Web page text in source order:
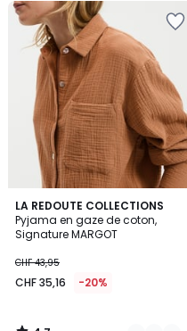
LA REDOUTE COLLECTIONS
Pyjama en gaze de coton,
Signature MARGOT
35,16
au
de
CHF 43,95
CHF 35,16 -20%
4,7
/ 5
4
Couleurs